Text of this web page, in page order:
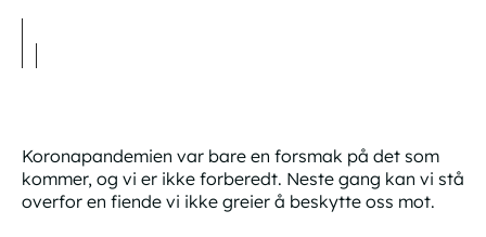
Koronapandemien var bare en forsmak på det som
kommer, og vi er ikke forberedt. Neste gang kan vi stå
overfor en fiende vi ikke greier å beskytte oss mot.